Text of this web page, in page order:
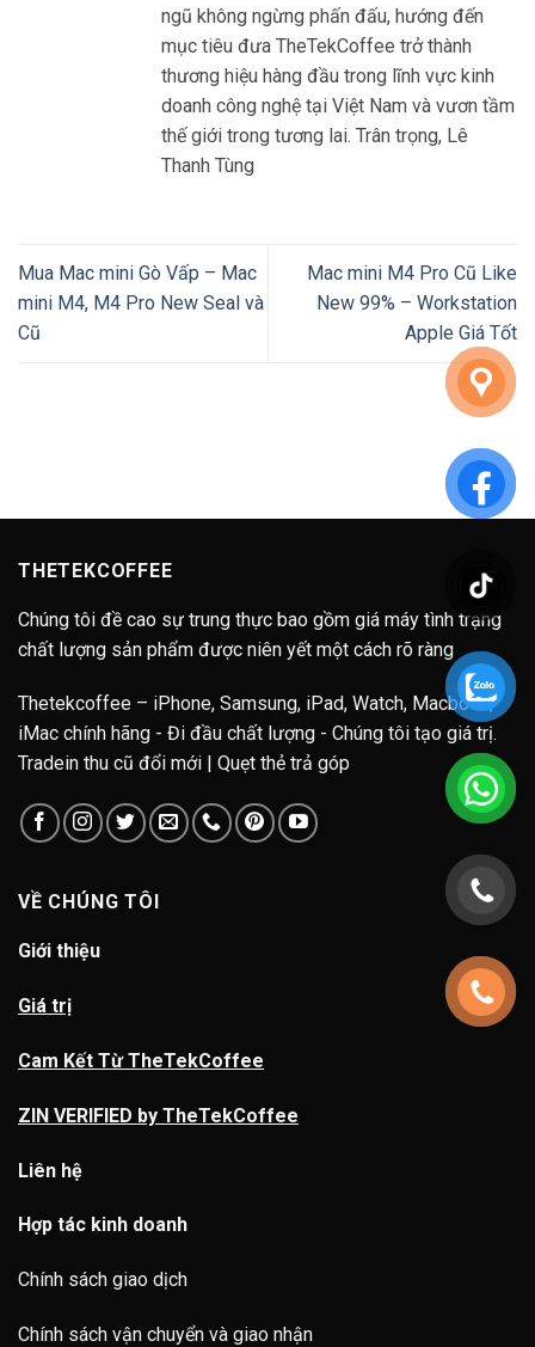
ngũ không ngừng phấn đấu, hướng đến
mục tiêu đưa TheTekCoffee trở thành
thương hiệu hàng đầu trong lĩnh vực kinh
doanh công nghệ tại Việt Nam và vươn tầm
thế giới trong tương lai. Trân trọng, Lê
Thanh Tùng
Mua Mac mini Gò Vấp – Mac
mini M4, M4 Pro New Seal và
Cũ
Mac mini M4 Pro Cũ Like
New 99% – Workstation
Apple Giá Tốt
THETEKCOFFEE
Chúng tôi đề cao sự trung thực bao gồm giá máy tình trạng
chất lượng sản phẩm được niên yết một cách rõ ràng
Thetekcoffee – iPhone, Samsung, iPad, Watch, Macbook,
iMac chính hãng - Đi đầu chất lượng - Chúng tôi tạo giá trị.
Tradein thu cũ đổi mới | Quẹt thẻ trả góp
VỀ CHÚNG TÔI
Giới thiệu
Giá trị
Cam Kết Từ TheTekCoffee
ZIN VERIFIED by TheTekCoffee
Liên hệ
Hợp tác kinh doanh
Chính sách giao dịch
Chính sách vận chuyển và giao nhận